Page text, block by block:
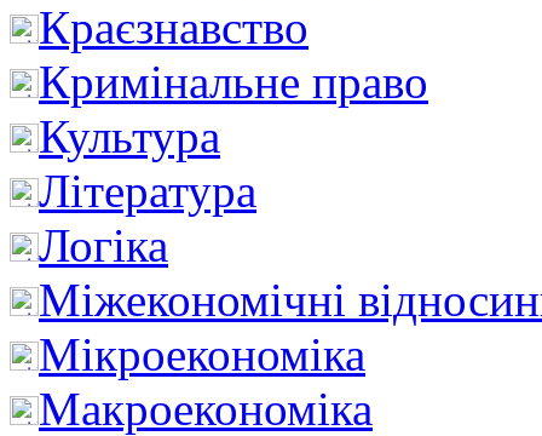
Краєзнавство
Кримінальне право
Культура
Література
Логіка
Міжекономічні
Мікроекономіка
Макроекономіка